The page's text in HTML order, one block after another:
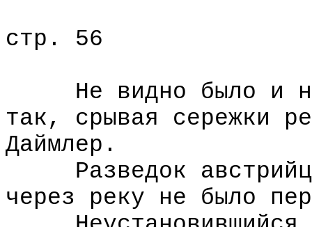
стр. 56
Не видно было и
так, срывая сережки
Даймлер.
Разведок
через реку не было